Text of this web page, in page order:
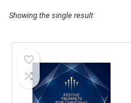
Showing the single result